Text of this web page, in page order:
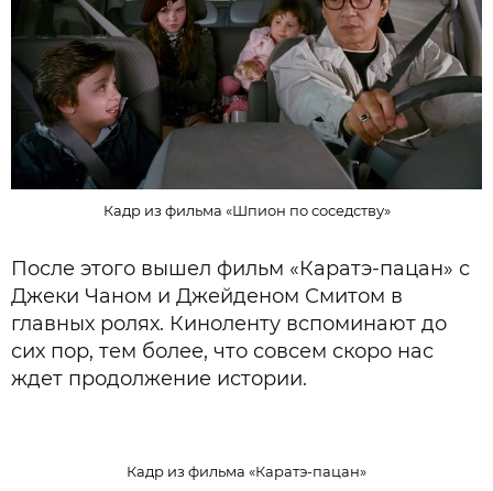
Кадр из фильма «Шпион по соседству»
После этого вышел фильм «Каратэ-пацан» с
Джеки Чаном и Джейденом Смитом в
главных ролях. Киноленту вспоминают до
сих пор, тем более, что совсем скоро нас
ждет продолжение истории.
Кадр из фильма «Каратэ-пацан»